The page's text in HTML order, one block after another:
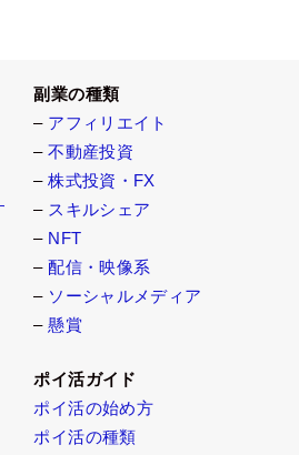
副業の種類
– アフィリエイト
–不動産投資
–株式投資・FX
– スキルシェア
– NFT
– 配信・映像系
– ソーシャルメディア
–懸賞
ポイ活ガイド
ポイ活の始め方
ポイ活の種類